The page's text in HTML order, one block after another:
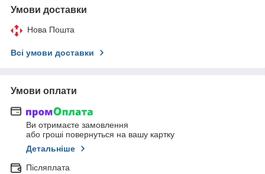
Умови доставки
Нова Пошта
Всі умови доставки
Умови оплати
Ви отримаєте замовлення
або гроші повернуться на вашу картку
Детальніше
Післяплата